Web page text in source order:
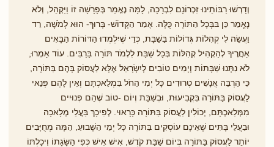
וְדָרְשׁוּ רַבּוֹתֵינוּ זִכְרוֹנָם לִבְרָכָה, לָמָּה נֶאֱמַר בְּפָרָשָׁה זוֹ וַיַּקְהֵל, וְלֹא
נֶאֱמַר כֵּן בּבְּכָל הַתּוֹרָה כֻּלָּה. אָמַר הַקָּדוֹשׁ- בָּרוּךְ- הוּא לְמֹשֶׁה, רֵד
וַעֲשֵׂה לִי קְהִלוֹת גְּדוֹלוֹת בַּשַׁבָּת, כְּדֵי שֶׁיִלְמְדוּ הַדּוֹרוֹת הַבָּאִים
אַחֲרֶיךָ לְהַקְהִיל קְהִלּוֹת בְּכָל שַׁבָּת לִלְמֹד תּוֹרָה בָּרַבִּים. עוֹד אָמְרוּ,
לֹא נִתְּנוּ שַׁבָּתוֹת וְיָמִים טוֹבִים לְיִשְׂרָאֵל אֶלָּא לַעֲסוֹק בָּהֶם בַּתּוֹרָה,
כִּי הַרְבֵּה אֲנָשִׁים טְרוּדִים כָּל יְמִי הַחֹל בִּמְלַאכְתָּם וְאֵין לָהֶם פְּנַאי
לַעֲסוֹק בַּתּוֹרָה בִּקְבִיעוּת, וּבְשַׁבָּת וְיוֹם -טוֹב שֶׁהֵם פְּנוּיִים
מִמְּלַאכְתָּם, יְכוֹלִין לַעֲסוֹק בַּתּוֹרָה כָּרָאוּי. לְפִיכָךְ בַּעֲלֵי מְלָאכָה
וּבַעֲלֵי בָּתִּים שֶׁאֵינָם עוֹסְקִים בַּתּוֹרָה כָּל יְמֵי הַשָּׁבוּעַ, הֵמָּה מְחֻיָּבִים
יוֹתֵר לַעֲסוֹק בַּתּוֹרָה בְּיוֹם שַׁבַּת קֹדֶשׁ, אִישׁ אִישׁ כְּפִי הַשָּׂגָתוֹ וִיכָלְתּוֹ